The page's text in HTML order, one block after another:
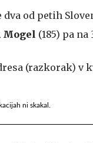
od petih
Mogel (185) pa na
ni skakal.